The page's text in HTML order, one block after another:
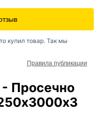
Просечно
купил товар. Так мы
Правила публикации